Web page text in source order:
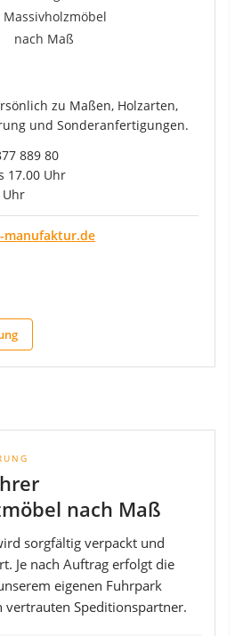
zu Maßen, Holzarten,
und Sonderanfertigungen.
889 80
17.00 Uhr
Uhr
manufaktur.de
nach Maß
sorgfältig verpackt und
Je nach Auftrag erfolgt die
eigenen Fuhrpark
vertrauten Speditionspartner.